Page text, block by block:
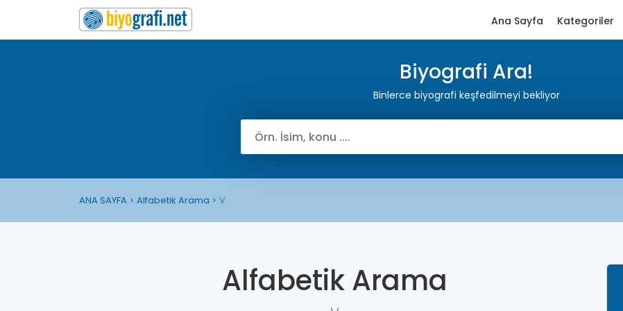
Ana Sayfa Kategoriler
Biyografi Ara!
Binlerce biyografi keşfedilmeyi bekliyor
ANA SAYFA Alfabetik Arama V
Alfabetik Arama